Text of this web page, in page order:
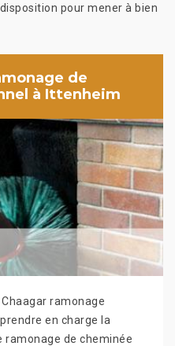
pour mener à bien
de
à Ittenheim
ramonage
en charge la
ramonage de cheminée